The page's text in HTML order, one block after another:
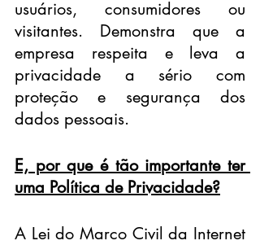
usuários, consumidores ou
visitantes. Demonstra que a
empresa respeita e leva a
privacidade a sério com
proteção e segurança dos
dados pessoais.
E, por que é tão importante ter
uma Política de Privacidade?
A Lei do Marco Civil da Internet